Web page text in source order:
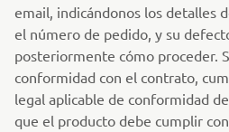
email, indicándonos los detalles
el número de pedido, y su
posteriormente cómo proceder.
conformidad con el contrato,
legal aplicable de conformidad
que el producto debe cumplir